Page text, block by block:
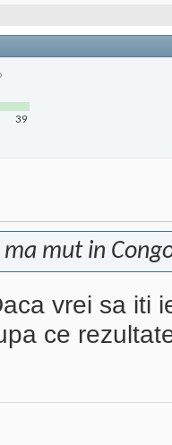
39
mut in
vrei sa iti
ce